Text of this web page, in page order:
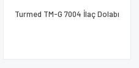
Turmed TM-G 7004 İlaç Dolabı